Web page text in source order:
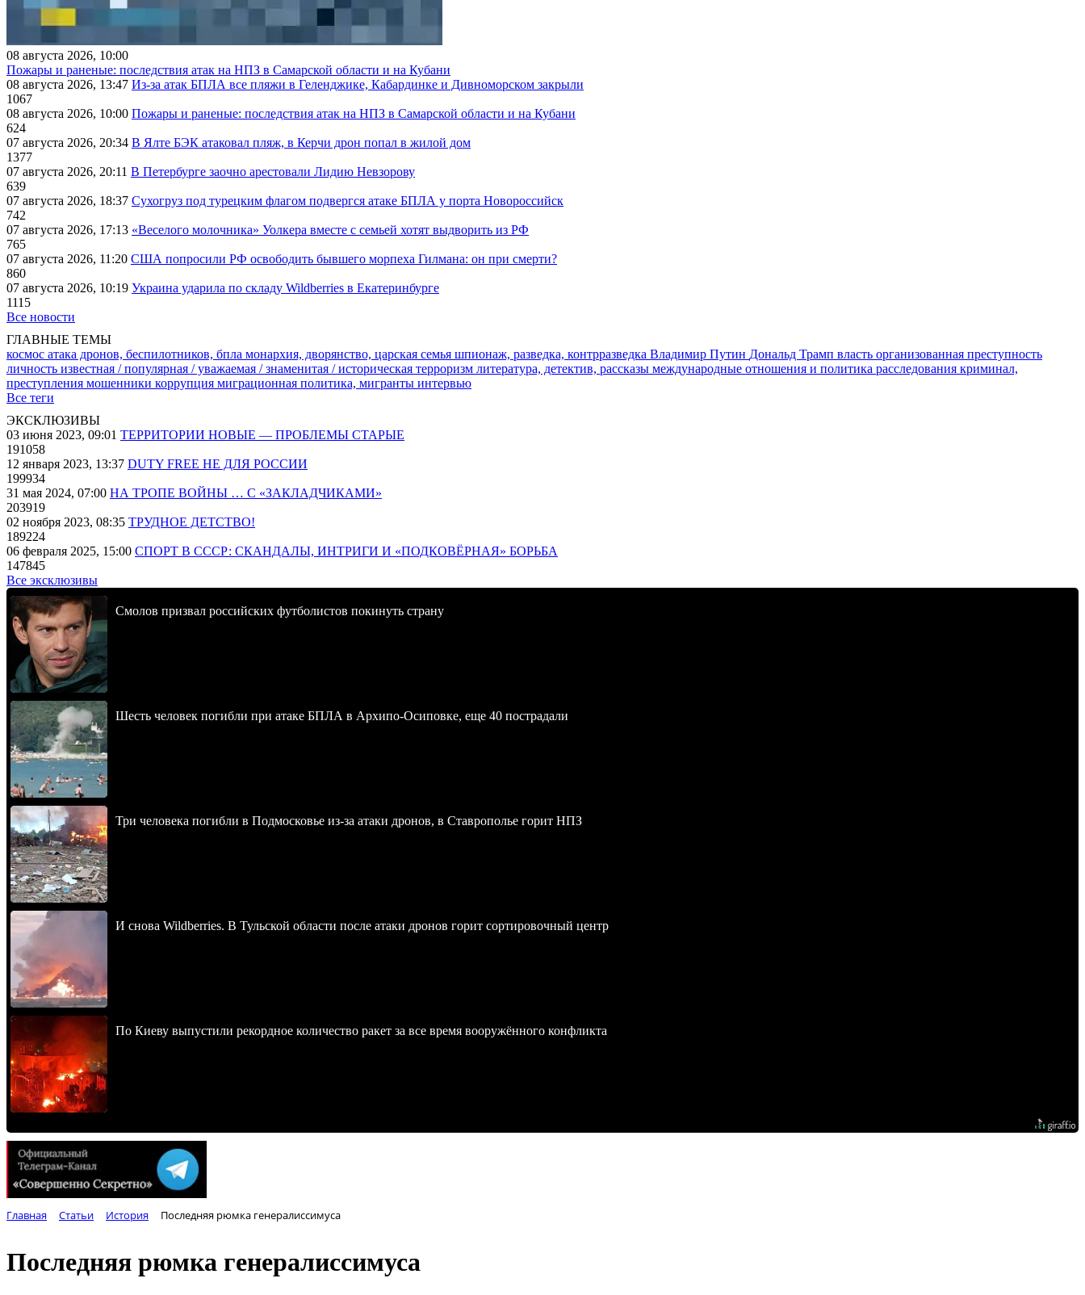
08 августа 2026, 10:00
Пожары и раненые: последствия атак на НПЗ в Самарской области и на Кубани
08 августа 2026, 13:47 Из-за атак БПЛА все пляжи в Геленджике, Кабардинке и Дивноморском закрыли
1067
08 августа 2026, 10:00 Пожары и раненые: последствия атак на НПЗ в Самарской области и на Кубани
624
07 августа 2026, 20:34 В Ялте БЭК атаковал пляж, в Керчи дрон попал в жилой дом
1377
07 августа 2026, 20:11 В Петербурге заочно арестовали Лидию Невзорову
639
07 августа 2026, 18:37 Сухогруз под турецким флагом подвергся атаке БПЛА у порта Новороссийск
742
07 августа 2026, 17:13 «Веселого молочника» Уолкера вместе с семьей хотят выдворить из РФ
765
07 августа 2026, 11:20 США попросили РФ освободить бывшего морпеха Гилмана: он при смерти?
860
07 августа 2026, 10:19 Украина ударила по складу Wildberries в Екатеринбурге
1115
Все новости
ГЛАВНЫЕ ТЕМЫ
космос атака дронов, беспилотников, бпла монархия, дворянство, царская семья шпионаж, разведка, контрразведка Владимир Путин Дональд Трамп власть организованная преступность
личность известная / популярная / уважаемая / знаменитая / историческая терроризм литература, детектив, рассказы международные отношения и политика расследования криминал,
преступления мошенники коррупция миграционная политика, мигранты интервью
Все теги
ЭКСКЛЮЗИВЫ
03 июня 2023, 09:01 ТЕРРИТОРИИ НОВЫЕ — ПРОБЛЕМЫ СТАРЫЕ
191058
12 января 2023, 13:37 DUTY FREE НЕ ДЛЯ РОССИИ
199934
31 мая 2024, 07:00 НА ТРОПЕ ВОЙНЫ … С «ЗАКЛАДЧИКАМИ»
203919
02 ноября 2023, 08:35 ТРУДНОЕ ДЕТСТВО!
189224
06 февраля 2025, 15:00 СПОРТ В СССР: СКАНДАЛЫ, ИНТРИГИ И «ПОДКОВЁРНАЯ» БОРЬБА
147845
Все эксклюзивы
Смолов призвал российских футболистов покинуть страну
Шесть человек погибли при атаке БПЛА в Архипо-Осиповке, еще 40 пострадали
Три человека погибли в Подмосковье из-за атаки дронов, в Ставрополье горит НПЗ
И снова Wildberries. В Тульской области после атаки дронов горит сортировочный центр
По Киеву выпустили рекордное количество ракет за все время вооружённого конфликта
Главная Статьи История Последняя рюмка генералиссимуса
Последняя рюмка генералиссимуса